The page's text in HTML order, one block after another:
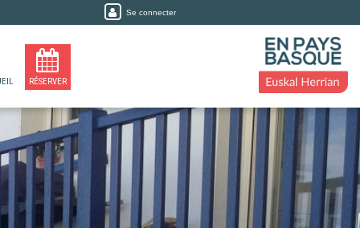
Se connecter
RÉSERVER